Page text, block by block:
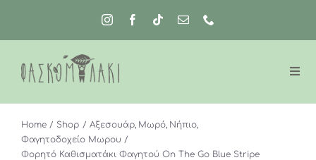
περιεχόμενο
Home Shop Αξεσουάρ Μωρό Νήπιο
Φαγητοδοχείο Μωρου
Φορητό Καθισματάκι Φαγητού On The Go Blue Stripe